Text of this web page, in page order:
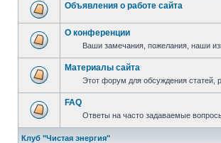
Объявления о работе сайта
О конференции
Ваши замечания, пожелания, наши
Материалы сайта
Этот форум для обсуждения статей,
FAQ
Ответы на часто задаваемые
Клуб "Чистая энергия"